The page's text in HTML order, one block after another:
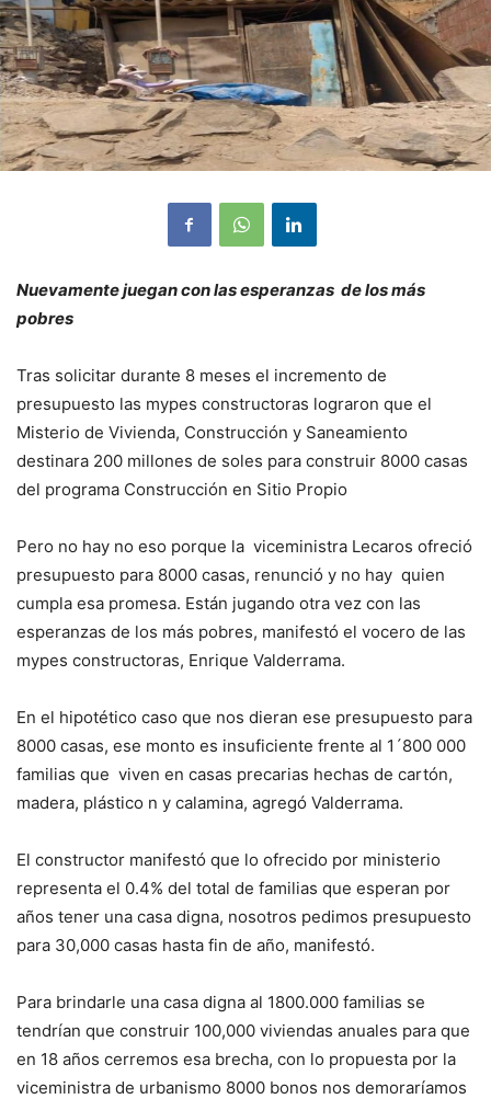
Nuevamente juegan con las esperanzas de los más
pobres
Tras solicitar durante 8 meses el incremento de
presupuesto las mypes constructoras lograron que el
Misterio de Vivienda, Construcción y Saneamiento
destinara 200 millones de soles para construir 8000 casas
del programa Construcción en Sitio Propio
Pero no hay no eso porque la viceministra Lecaros ofreció
presupuesto para 8000 casas, renunció y no hay quien
cumpla esa promesa. Están jugando otra vez con las
esperanzas de los más pobres, manifestó el vocero de las
mypes constructoras, Enrique Valderrama.
En el hipotético caso que nos dieran ese presupuesto para
8000 casas, ese monto es insuficiente frente al 1´800 000
familias que viven en casas precarias hechas de cartón,
madera, plástico n y calamina, agregó Valderrama.
El constructor manifestó que lo ofrecido por ministerio
representa el 0.4% del total de familias que esperan por
años tener una casa digna, nosotros pedimos presupuesto
para 30,000 casas hasta fin de año, manifestó.
Para brindarle una casa digna al 1800.000 familias se
tendrían que construir 100,000 viviendas anuales para que
en 18 años cerremos esa brecha, con lo propuesta por la
viceministra de urbanismo 8000 bonos nos demoraríamos